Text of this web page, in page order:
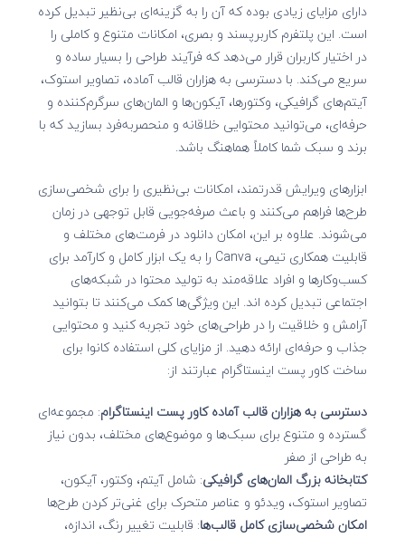
دارای مزایای زیادی بوده که آن را به گزینه‌ای بی‌نظیر تبدیل کرده
است. این پلتفرم کاربرپسند و بصری، امکانات متنوع و کاملی را
در اختیار کاربران قرار می‌دهد که فرآیند طراحی را بسیار ساده و
سریع می‌کند. با دسترسی به هزاران قالب آماده، تصاویر استوک،
آیتم‌های گرافیکی، وکتورها، آیکون‌ها و المان‌های سرگرم‌کننده و
حرفه‌ای، می‌توانید محتوایی خلاقانه و منحصربه‌فرد بسازید که با
برند و سبک شما کاملاً هماهنگ باشد.
ابزارهای ویرایش قدرتمند، امکانات بی‌نظیری را برای شخصی‌سازی
طرح‌ها فراهم می‌کنند و باعث صرفه‌جویی قابل توجهی در زمان
می‌شوند. علاوه بر این، امکان دانلود در فرمت‌های مختلف و
قابلیت همکاری تیمی، Canva را به یک ابزار کامل و کارآمد برای
کسب‌وکارها و افراد علاقه‌مند به تولید محتوا در شبکه‌های
اجتماعی تبدیل کرده اند. این ویژگی‌ها کمک می‌کنند تا بتوانید
آرامش و خلاقیت را در طراحی‌های خود تجربه کنید و محتوایی
جذاب و حرفه‌ای ارائه دهید. از مزایای کلی استفاده کانوا برای
ساخت کاور پست اینستاگرام عبارتند از:
دسترسی به هزاران قالب آماده کاور پست اینستاگرام: مجموعه‌ای
گسترده و متنوع برای سبک‌ها و موضوع‌های مختلف، بدون نیاز
به طراحی از صفر
کتابخانه بزرگ المان‌های گرافیکی: شامل آیتم، وکتور، آیکون،
تصاویر استوک، ویدئو و عناصر متحرک برای غنی‌تر کردن طرح‌ها
امکان شخصی‌سازی کامل قالب‌ها: قابلیت تغییر رنگ، اندازه،